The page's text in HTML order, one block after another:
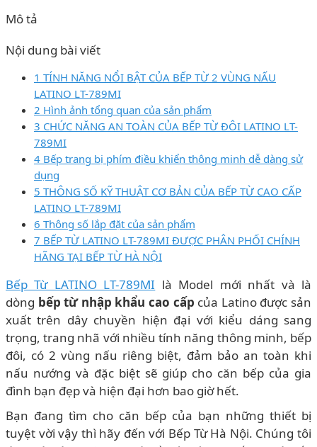
Mô tả
Nội dung bài viết
1 TÍNH NĂNG NỔI BẬT CỦA BẾP TỪ 2 VÙNG NẤU
LATINO LT-789MI
2 Hình ảnh tổng quan của sản phẩm
3 CHỨC NĂNG AN TOÀN CỦA BẾP TỪ ĐÔI LATINO LT-
789MI
4 Bếp trang bị phím điều khiển thông minh dễ dàng sử
dụng
5 THÔNG SỐ KỸ THUẬT CƠ BẢN CỦA BẾP TỪ CAO CẤP
LATINO LT-789MI
6 Thông số lắp đặt của sản phẩm
7 BẾP TỪ LATINO LT-789MI ĐƯỢC PHÂN PHỐI CHÍNH
HÃNG TẠI BẾP TỪ HÀ NỘI
Bếp Từ LATINO LT-789MI là Model mới nhất và là
dòng bếp từ nhập khẩu cao cấp của Latino được sản
xuất trên dây chuyền hiện đại với kiểu dáng sang
trọng, trang nhã với nhiều tính năng thông minh, bếp
đôi, có 2 vùng nấu riêng biệt, đảm bảo an toàn khi
nấu nướng và đặc biệt sẽ giúp cho căn bếp của gia
đình bạn đẹp và hiện đại hơn bao giờ hết.
Bạn đang tìm cho căn bếp của bạn những thiết bị
tuyệt vời vậy thì hãy đến với Bếp Từ Hà Nội. Chúng tôi